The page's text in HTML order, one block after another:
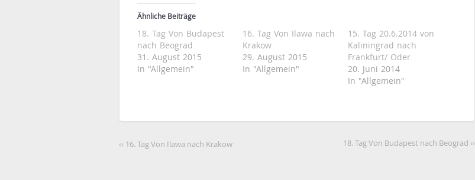
teilen
(Wird
in
neuem
Fenster
geöffnet)
teilen
(Wird
in
neuem
Fenster
geöffnet)
Ähnliche Beiträge
18. Tag Von Budapest
nach Beograd
31. August 2015
In "Allgemein"
16. Tag Von Ilawa nach
Krakow
29. August 2015
In "Allgemein"
15. Tag 20.6.2014 von
Kaliningrad nach
Frankfurt/ Oder
20. Juni 2014
In "Allgemein"
‹‹ 16. Tag Von Ilawa nach Krakow 18. Tag Von Budapest nach Beograd ››